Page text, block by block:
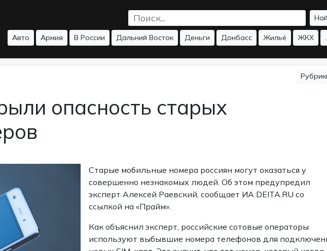
Авто Армия В России Дальний Восток Деньги Донбасс Жильё ЖКХ
опасность старых
Старые мобильные номера россиян могут оказаться у
совершенно незнакомых людей. Об этом предупредил
эксперт Алексей Раевский, сообщает ИА DEITA.RU со
ссылкой на «Прайм».
Как объяснил эксперт, российские сотовые операторы
используют выбывшие номера телефонов для